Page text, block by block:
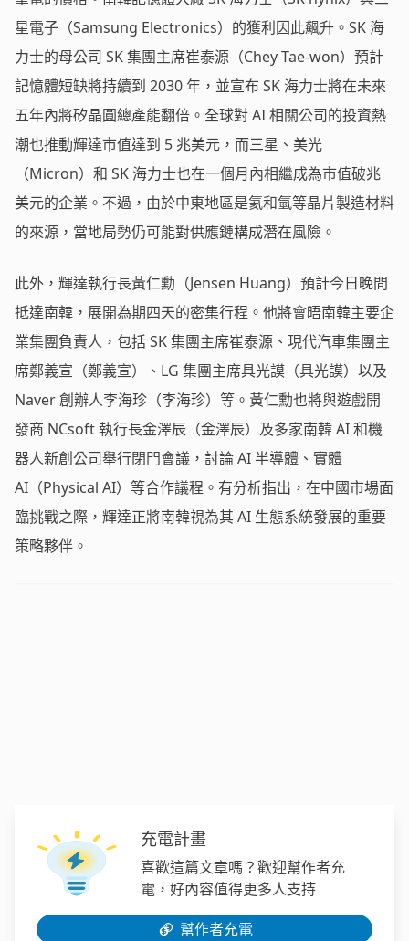
星電子（Samsung Electronics）的獲利因此飆升。SK 海
力士的母公司 SK 集團主席崔泰源（Chey Tae-won）預計
記憶體短缺將持續到 2030 年，並宣布 SK 海力士將在未來
五年內將矽晶圓總產能翻倍。全球對 AI 相關公司的投資熱
潮也推動輝達市值達到 5 兆美元，而三星、美光
（Micron）和 SK 海力士也在一個月內相繼成為市值破兆
美元的企業。不過，由於中東地區是氦和氫等晶片製造材料
的來源，當地局勢仍可能對供應鏈構成潛在風險。
此外，輝達執行長黃仁勳（Jensen Huang）預計今日晚間
抵達南韓，展開為期四天的密集行程。他將會晤南韓主要企
業集團負責人，包括 SK 集團主席崔泰源、現代汽車集團主
席鄭義宣（鄭義宣）、LG 集團主席具光謨（具光謨）以及
Naver 創辦人李海珍（李海珍）等。黃仁勳也將與遊戲開
發商 NCsoft 執行長金澤辰（金澤辰）及多家南韓 AI 和機
器人新創公司舉行閉門會議，討論 AI 半導體、實體
AI（Physical AI）等合作議程。有分析指出，在中國市場面
臨挑戰之際，輝達正將南韓視為其 AI 生態系統發展的重要
策略夥伴。
充電計畫
喜歡這篇文章嗎？歡迎幫作者充
電，好內容值得更多人支持
幫作者充電